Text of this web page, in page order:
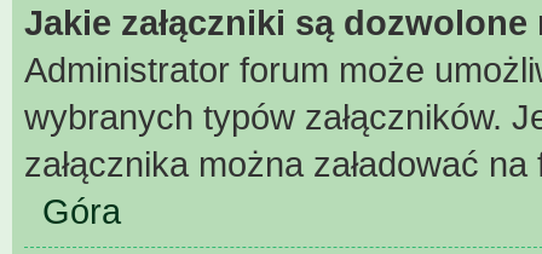
Jakie załączniki są
Administrator forum może
wybranych typów załączników.
załącznika można załadować
Góra